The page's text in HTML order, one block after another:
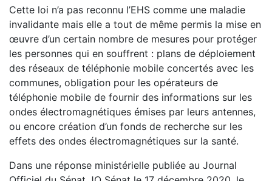
Cette loi n’a pas reconnu l’EHS comme une maladie
invalidante mais elle a tout de même permis la mise en
œuvre d’un certain nombre de mesures pour protéger
les personnes qui en souffrent : plans de déploiement
des réseaux de téléphonie mobile concertés avec les
communes, obligation pour les opérateurs de
téléphonie mobile de fournir des informations sur les
ondes électromagnétiques émises par leurs antennes,
ou encore création d’un fonds de recherche sur les
effets des ondes électromagnétiques sur la santé.
Dans une réponse ministérielle publiée au Journal